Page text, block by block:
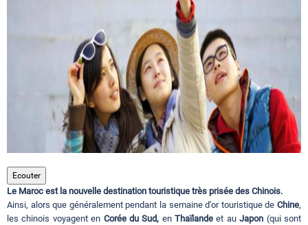
Evenements
Contact
Ecouter
Le Maroc est la nouvelle destination touristique très prisée des Chinois.
Ainsi, alors que généralement pendant la semaine d’or touristique de Chine,
les chinois voyagent en Corée du Sud, enThaïlande et auJapon (qui sont